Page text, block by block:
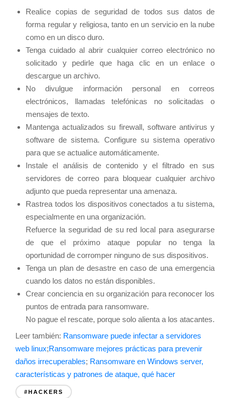
Realice copias de seguridad de todos sus datos de
forma regular y religiosa, tanto en un servicio en la nube
como en un disco duro.
Tenga cuidado al abrir cualquier correo electrónico no
solicitado y pedirle que haga clic en un enlace o
descargue un archivo.
No divulgue información personal en correos
electrónicos, llamadas telefónicas no solicitadas o
mensajes de texto.
Mantenga actualizados su firewall, software antivirus y
software de sistema. Configure su sistema operativo
para que se actualice automáticamente.
Instale el análisis de contenido y el filtrado en sus
servidores de correo para bloquear cualquier archivo
adjunto que pueda representar una amenaza.
Rastrea todos los dispositivos conectados a tu sistema,
especialmente en una organización.
Refuerce la seguridad de su red local para asegurarse
de que el próximo ataque popular no tenga la
oportunidad de corromper ninguno de sus dispositivos.
Tenga un plan de desastre en caso de una emergencia
cuando los datos no están disponibles.
Crear conciencia en su organización para reconocer los
puntos de entrada para ransomware.
No pague el rescate, porque solo alienta a los atacantes.
Leer también: Ransomware puede infectar a servidores
web linux;Ransomware mejores prácticas para prevenir
daños irrecuperables; Ransomware en Windows server,
características y patrones de ataque, qué hacer
#HACKERS